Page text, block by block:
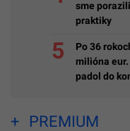
sme
praktiky
Po 36
milióna
padol do
PREMIUM